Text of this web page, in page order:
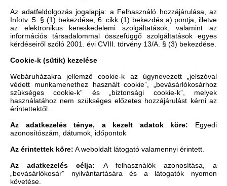
Az adatfeldolgozás jogalapja: a Felhasználó hozzájárulása, az
Infotv. 5. § (1) bekezdése, 6. cikk (1) bekezdés a) pontja, illetve
az elektronikus kereskedelemi szolgáltatások, valamint az
információs társadalommal összefüggő szolgáltatások egyes
kérdéseiről szóló 2001. évi CVIII. törvény 13/A. § (3) bekezdése.
Cookie-k (sütik) kezelése
Webáruházakra jellemző cookie-k az úgynevezett „jelszóval
védett munkamenethez használt cookie”, „bevásárlókosárhoz
szükséges cookie-k” és „biztonsági cookie-k”, melyek
használatához nem szükséges előzetes hozzájárulást kérni az
érintettektől.
Az adatkezelés ténye, a kezelt adatok köre: Egyedi
azonosítószám, dátumok, időpontok
Az érintettek köre: A weboldalt látogató valamennyi érintett.
Az adatkezelés célja: A felhasználók azonosítása, a
„bevásárlókosár” nyilvántartására és a látogatók nyomon
követése.